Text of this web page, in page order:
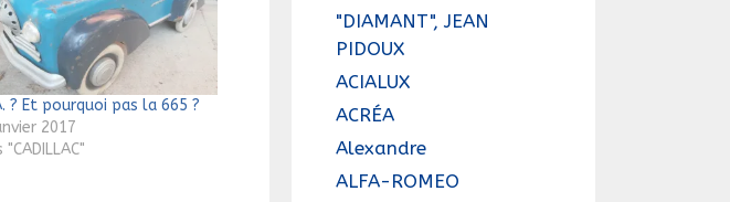
? Et pourquoi pas la 665 ?
2017
"CADILLAC"
"DIAMANT", JEAN
PIDOUX
ACIALUX
ACRÉA
Alexandre
ALFA-ROMEO